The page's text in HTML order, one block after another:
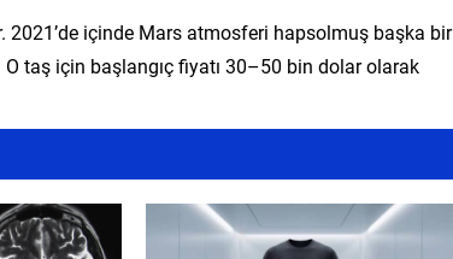
2021’de içinde Mars atmosferi hapsolmuş başka bir
O taş için başlangıç fiyatı 30–50 bin dolar olarak